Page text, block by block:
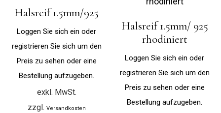
Halsreif 1.5mm/925
Loggen Sie sich ein oder
registrieren Sie sich um den
Preis zu sehen oder eine
Bestellung aufzugeben.
exkl. MwSt.
zzgl. Versandkosten
Halsreif 1.5mm/ 925
rhodiniert
Loggen Sie sich ein oder
registrieren Sie sich um den
Preis zu sehen oder eine
Bestellung aufzugeben.